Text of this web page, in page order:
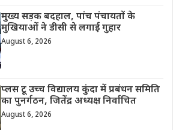
मुख्य सड़क बदहाल, पांच पंचायतों के
मुखियाओं ने डीसी से लगाई गुहार
August 6, 2026
प्लस टू उच्च विद्यालय कुंदा में प्रबंधन समिति
का पुनर्गठन, जितेंद्र अध्यक्ष निर्वाचित
August 6, 2026